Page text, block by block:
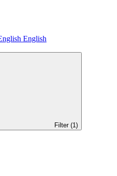
English
Filter (1)